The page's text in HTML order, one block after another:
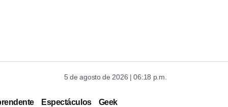
5 de agosto de 2026 | 06:18 p.m.
Espectáculos Geek